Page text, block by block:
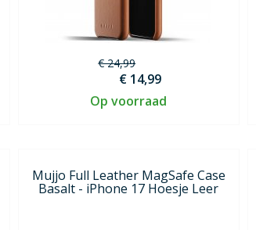
€ 24,99
€ 14,99
Op voorraad
Mujjo Full Leather MagSafe Case
Basalt - iPhone 17 Hoesje Leer